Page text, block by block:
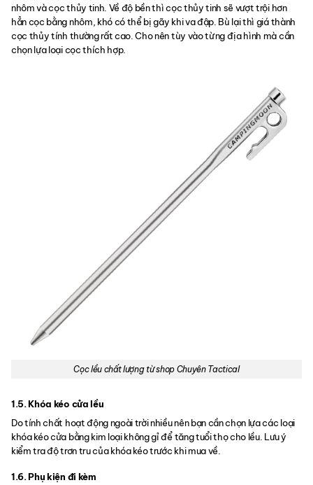
nhôm và cọc thủy tinh. Về độ bền thì cọc thủy tinh sẽ vượt trội hơn
hẳn cọc bằng nhôm, khó có thể bị gãy khi va đập. Bù lại thì giá thành
cọc thủy tính thường rất cao. Cho nên tùy vào từng địa hình mà cần
chọn lựa loại cọc thích hợp.
Cọc lều chất lượng từ shop Chuyên Tactical
1.5. Khóa kéo cửa lều
Do tính chất hoạt động ngoài trời nhiều nên bạn cần chọn lựa các loại
khóa kéo cửa bằng kim loại không gỉ để tăng tuổi thọ cho lều. Lưu ý
kiểm tra độ trơn tru của khóa kéo trước khi mua về.
1.6. Phụ kiện đi kèm